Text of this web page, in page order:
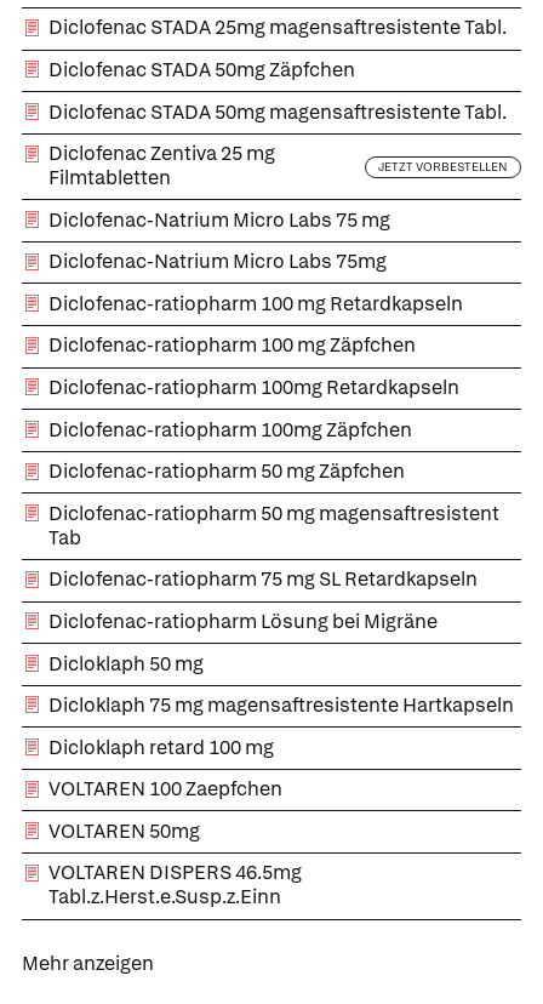
Diclofenac STADA 25mg magensaftresistente Tabl.
Diclofenac STADA 50mg Zäpfchen
Diclofenac STADA 50mg magensaftresistente Tabl.
Diclofenac Zentiva 25 mg
Filmtabletten
JETZT VORBESTELLEN
Diclofenac-Natrium Micro Labs 75 mg
Diclofenac-Natrium Micro Labs 75mg
Diclofenac-ratiopharm 100 mg Retardkapseln
Diclofenac-ratiopharm 100 mg Zäpfchen
Diclofenac-ratiopharm 100mg Retardkapseln
Diclofenac-ratiopharm 100mg Zäpfchen
Diclofenac-ratiopharm 50 mg Zäpfchen
Diclofenac-ratiopharm 50 mg magensaftresistent
Tab
Diclofenac-ratiopharm 75 mg SL Retardkapseln
Diclofenac-ratiopharm Lösung bei Migräne
Dicloklaph 50 mg
Dicloklaph 75 mg magensaftresistente Hartkapseln
Dicloklaph retard 100 mg
VOLTAREN 100 Zaepfchen
VOLTAREN 50mg
VOLTAREN DISPERS 46.5mg
Tabl.z.Herst.e.Susp.z.Einn
Mehr anzeigen